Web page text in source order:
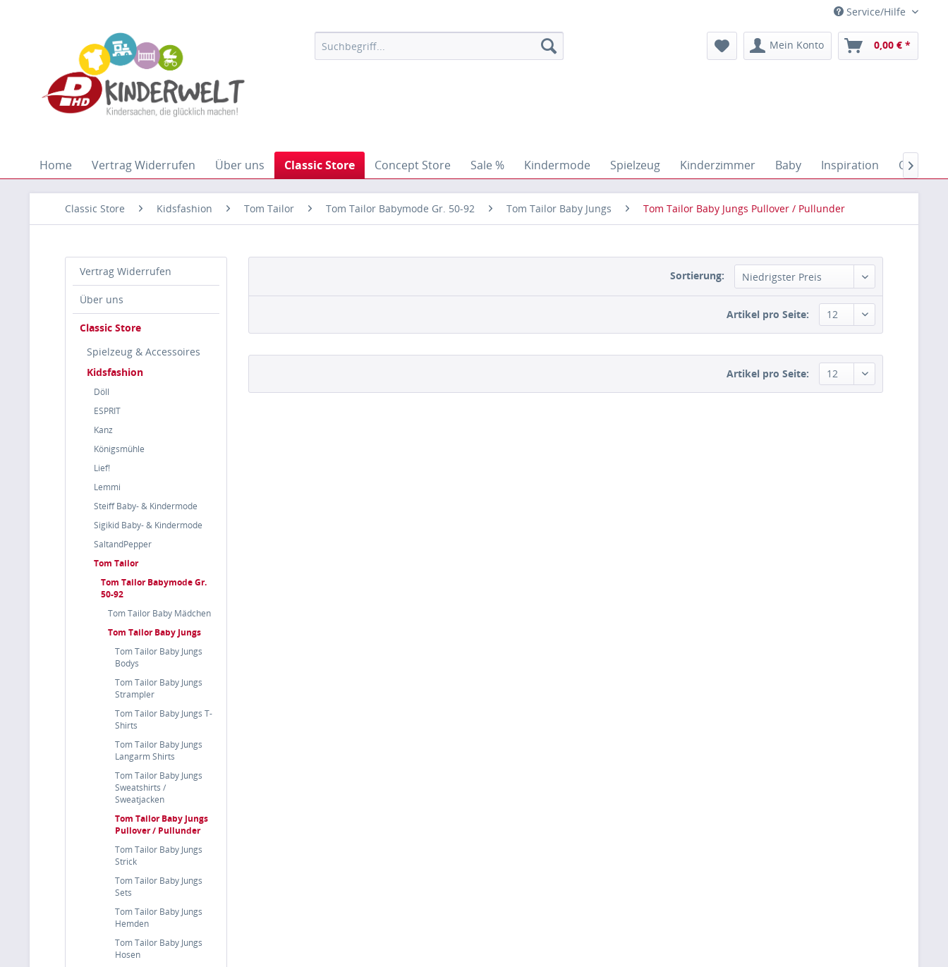
Service/Hilfe
Mein Konto 0,00 € *
Home Vertrag Widerrufen Über uns Classic Store Concept Store Sale % Kindermode Spielzeug Kinderzimmer Baby Inspiration Outdoor

Classic Store Kidsfashion Tom Tailor Tom Tailor Babymode Gr. 50-92 Tom Tailor Baby Jungs Tom Tailor Baby Jungs Pullover / Pullunder
Vertrag Widerrufen
Über uns
Classic Store
Spielzeug & Accessoires
Kidsfashion
Döll
ESPRIT
Kanz
Königsmühle
Lief!
Lemmi
Steiff Baby- & Kindermode
Sigikid Baby- & Kindermode
SaltandPepper
Tom Tailor
Tom Tailor Babymode Gr.
50-92
Tom Tailor Baby Mädchen
Tom Tailor Baby Jungs
Tom Tailor Baby Jungs
Bodys
Tom Tailor Baby Jungs
Strampler
Tom Tailor Baby Jungs T-
Shirts
Tom Tailor Baby Jungs
Langarm Shirts
Tom Tailor Baby Jungs
Sweatshirts /
Sweatjacken
Tom Tailor Baby Jungs
Pullover / Pullunder
Tom Tailor Baby Jungs
Strick
Tom Tailor Baby Jungs
Sets
Tom Tailor Baby Jungs
Hemden
Tom Tailor Baby Jungs
Hosen
Sortierung:
Artikel pro Seite:
Artikel pro Seite: